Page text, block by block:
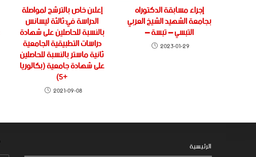
إعلان خاص بالترشح لمواصلة
الدراسة في:ثالثة ليسانس
بالنسبة للحاصلين على شهادة
دراسات التطبيقية الجامعية
ثانية ماستر بالنسبة للحاصلين
على شهادة جامعية (بكالوريا
+5)
2021-09-08
إجراء مسابقة الدكتوراه
بجامعة الشهيد الشيخ العربي
التبسي – تبسة –
2023-01-29
الرئيسية